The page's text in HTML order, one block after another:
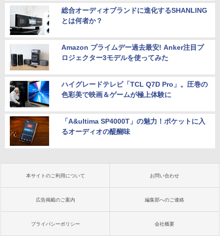
総合オーディオブランドに進化するSHANLING
とは何者か？
Amazon プライムデー過去最安! Anker注目プ
ロジェクター3モデルを使ってみた
ハイグレードテレビ「TCL Q7D Pro」。圧巻の
色彩美で映画＆ゲームが極上体験に
「A&ultima SP4000T」の魅力！ポケットに入
るオーディオの醍醐味
本サイトのご利用について お問い合わせ
広告掲載のご案内 編集部へのご連絡
プライバシーポリシー 会社概要